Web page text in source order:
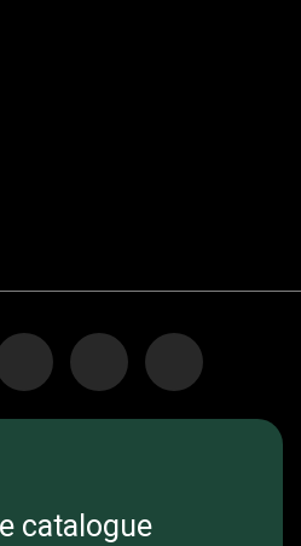
catalogue